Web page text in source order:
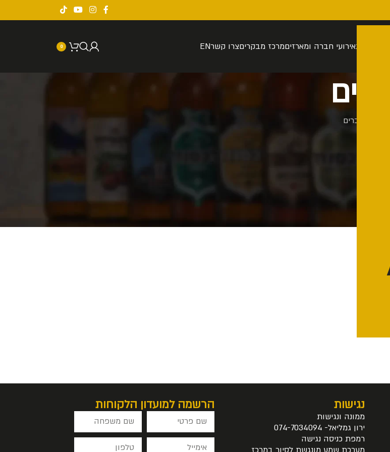
חנותאירועי חברה ומארזיםמרכז מבקריםצרו קשרEN
0
חברים
חברים
נגישות
ממונה ונגישות
ירון גמליאל- 074-7034094
רמפת כניסה נגישה
מערכת שמע מונגשת לסיור במרכז
הרשמה למועדון הלקוחות